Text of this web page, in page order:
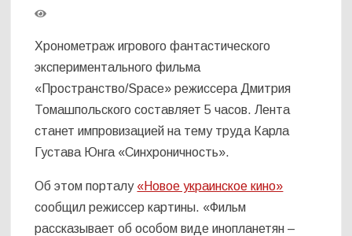
Хронометраж игрового фантастического
экспериментального фильма
«Пространство/Space» режиссера Дмитрия
Томашпольского составляет 5 часов. Лента
станет импровизацией на тему труда Карла
Густава Юнга «Синхроничность».
Об этом порталу «Новое украинское кино»
сообщил режиссер картины. «Фильм
рассказывает об особом виде инопланетян –